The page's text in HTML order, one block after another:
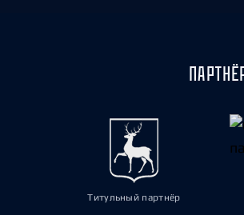
Титульный партнёр